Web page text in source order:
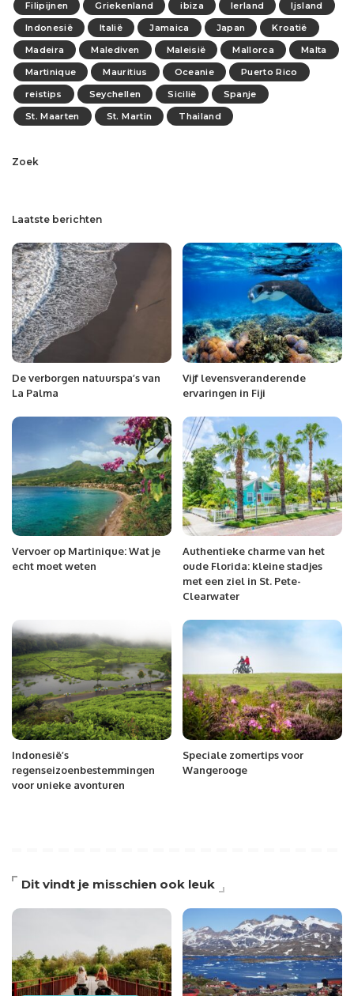
Filipijnen Griekenland ibiza Ierland
Ijsland
Indonesië
Italië Jamaica Japan
Kroatië
Madeira
Malediven Maleisië Mallorca
Malta
Martinique
Mauritius Oceanie
Puerto Rico
reistips
Seychellen Sicilië
Spanje
St. Maarten
St. Martin Thailand
Zoek
Laatste berichten
De verborgen natuurspa’s van
La Palma
Vijf levensveranderende
ervaringen in Fiji
Vervoer op Martinique: Wat je
echt moet weten
Authentieke charme van het
oude Florida: kleine stadjes
met een ziel in St. Pete-
Clearwater
Indonesië’s
regenseizoenbestemmingen
voor unieke avonturen
Speciale zomertips voor
Wangerooge
Dit vindt je misschien ook leuk